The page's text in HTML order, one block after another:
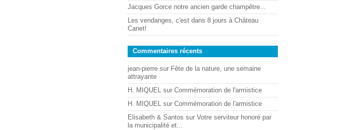
Jacques Gorce notre ancien garde champêtre...
Les vendanges, c'est dans 8 jours à Château
Canet!
Commentaires récents
jean-pierre sur Fête de la nature, une semaine
attrayante
H. MIQUEL sur Commémoration de l'armistice
H. MIQUEL sur Commémoration de l'armistice
Elisabeth & Santos sur Votre serviteur honoré par
la municipalité et...